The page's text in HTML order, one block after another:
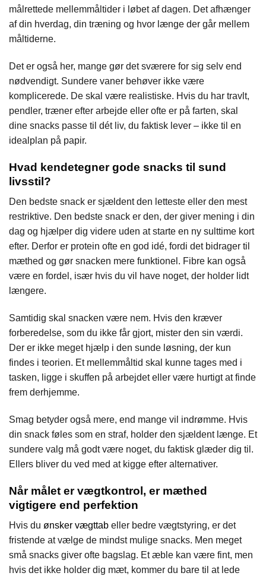
målrettede mellemmåltider i løbet af dagen. Det afhænger
af din hverdag, din træning og hvor længe der går mellem
måltiderne.
Det er også her, mange gør det sværere for sig selv end
nødvendigt. Sundere vaner behøver ikke være
komplicerede. De skal være realistiske. Hvis du har travlt,
pendler, træner efter arbejde eller ofte er på farten, skal
dine snacks passe til dét liv, du faktisk lever – ikke til en
idealplan på papir.
Hvad kendetegner gode snacks til sund
livsstil?
Den bedste snack er sjældent den letteste eller den mest
restriktive. Den bedste snack er den, der giver mening i din
dag og hjælper dig videre uden at starte en ny sulttime kort
efter. Derfor er protein ofte en god idé, fordi det bidrager til
mæthed og gør snacken mere funktionel. Fibre kan også
være en fordel, især hvis du vil have noget, der holder lidt
længere.
Samtidig skal snacken være nem. Hvis den kræver
forberedelse, som du ikke får gjort, mister den sin værdi.
Der er ikke meget hjælp i den sunde løsning, der kun
findes i teorien. Et mellemmåltid skal kunne tages med i
tasken, ligge i skuffen på arbejdet eller være hurtigt at finde
frem derhjemme.
Smag betyder også mere, end mange vil indrømme. Hvis
din snack føles som en straf, holder den sjældent længe. Et
sundere valg må godt være noget, du faktisk glæder dig til.
Ellers bliver du ved med at kigge efter alternativer.
Når målet er vægtkontrol, er mæthed
vigtigere end perfektion
Hvis du ønsker vægttab eller bedre vægtstyring, er det
fristende at vælge de mindst mulige snacks. Men meget
små snacks giver ofte bagslag. Et æble kan være fint, men
hvis det ikke holder dig mæt, kommer du bare til at lede